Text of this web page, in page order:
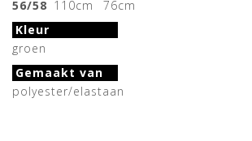
56/58 110cm
76cm
Kleur
groen
Gemaakt van
polyester/elastaan